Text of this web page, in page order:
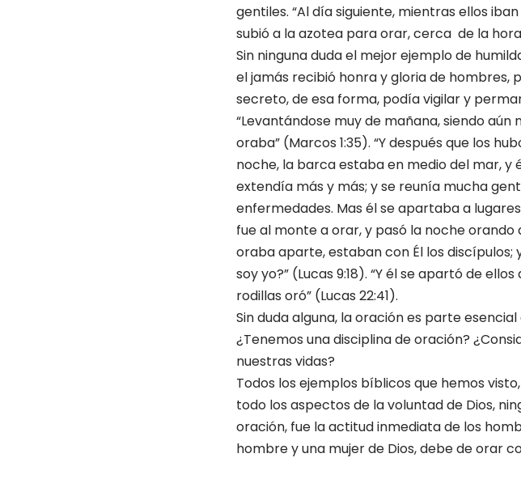
gentiles. “Al día siguiente, mientras ellos
subió a la azotea para orar, cerca de la hora
Sin ninguna duda el mejor ejemplo de
el jamás recibió honra y gloria de hombres,
secreto, de esa forma, podía vigilar y
“Levantándose muy de mañana, siendo aún
oraba” (Marcos 1:35). “Y después que los
noche, la barca estaba en medio del mar, y
extendía más y más; y se reunía mucha
enfermedades. Mas él se apartaba a
fue al monte a orar, y pasó la noche orando
oraba aparte, estaban con Él los discípulos;
soy yo?” (Lucas 9:18). “Y él se apartó de
rodillas oró” (Lucas 22:41).
Sin duda alguna, la oración es parte
¿Tenemos una disciplina de oración?
nuestras vidas?
Todos los ejemplos bíblicos que hemos
todo los aspectos de la voluntad de Dios,
oración, fue la actitud inmediata de los
hombre y una mujer de Dios, debe de orar